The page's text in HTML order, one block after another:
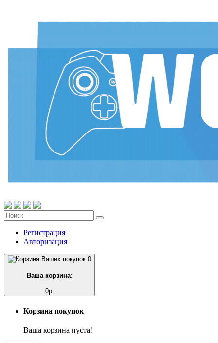
Регистрация
Авторизация
0
Ваша корзина:
0р.
Корзина покупок
Ваша корзина пуста!